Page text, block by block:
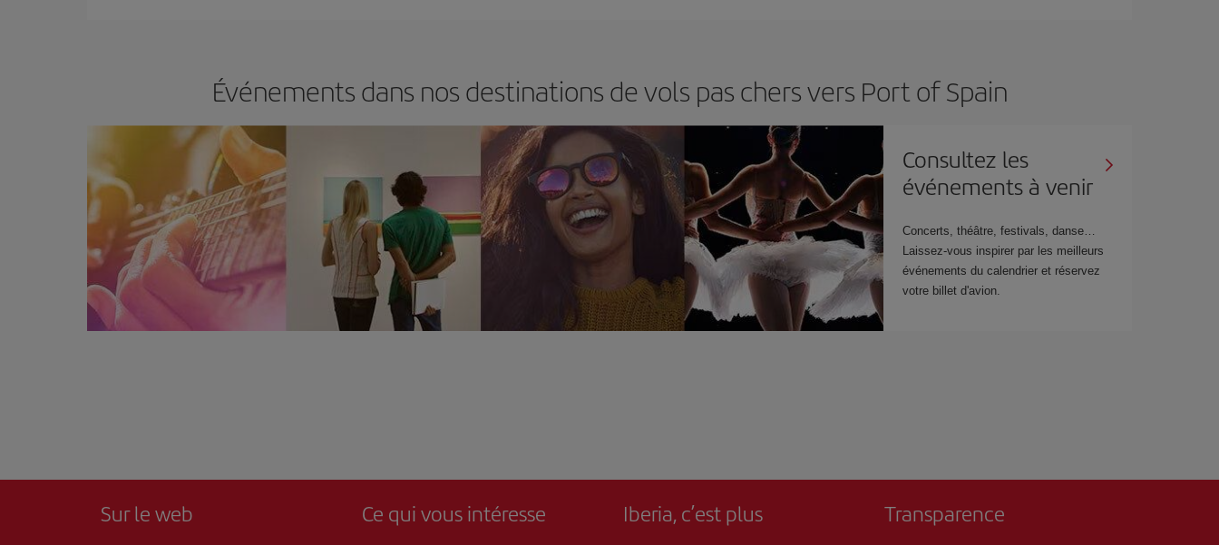
Événements dans nos destinations de vols pas chers vers Port of Spain
Consultez les
événements à venir
Concerts, théâtre, festivals, danse…
Laissez-vous inspirer par les meilleurs
événements du calendrier et réservez
votre billet d'avion.
Sur le web Ce qui vous intéresse Iberia, c’est plus Transparence